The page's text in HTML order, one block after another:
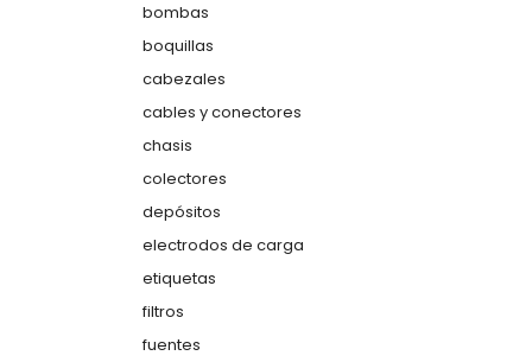
bombas
boquillas
cabezales
cables y conectores
chasis
colectores
depósitos
electrodos de carga
etiquetas
filtros
fuentes